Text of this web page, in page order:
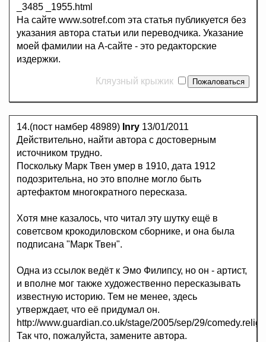
_3485 _1955.html
На сайте www.sotref.com эта статья публикуется без
указания автора статьи или переводчика. Указание
моей фамилии на А-сайте - это редакторские
издержки.
Кляузный крыжик
14.(пост намбер 48989) Inry 13/01/2011
Действительно, найти автора с достоверным
источником трудно.
Поскольку Марк Твен умер в 1910, дата 1912
подозрительна, но это вполне могло быть
артефактом многократного пересказа.
Хотя мне казалось, что читал эту шутку ещё в
советсвом крокодиловском сборнике, и она была
подписана "Марк Твен".
Одна из ссылок ведёт к Эмо Филипсу, но он - артист,
и вполне мог также художественно пересказывать
известную историю. Тем не менее, здесь
утверждает, что её придумал он.
http://www.guardian.co.uk/stage/2005/sep/29/
Так что, пожалуйста, замените автора.